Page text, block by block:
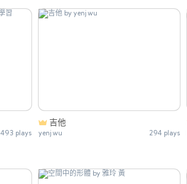
493 plays
吉他
yenj wu 294 plays